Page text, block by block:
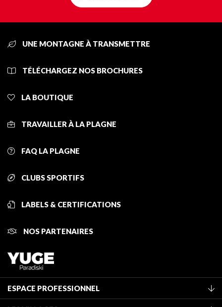
UNE MONTAGNE À TRANSMETTRE
TÉLÉCHARGEZ NOS BROCHURES
LA BOUTIQUE
TRAVAILLER À LA PLAGNE
FAQ LA PLAGNE
CLUBS SPORTIFS
LABELS & CERTIFICATIONS
NOS PARTENAIRES
ESPACE PROFESSIONNEL